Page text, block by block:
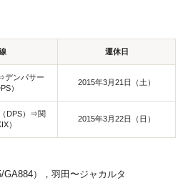
運休日
デンパサー
）
2015年3月21日（土）
DPS）⇒関
）
2015年3月22日（日）
），羽田〜ジャカルタ